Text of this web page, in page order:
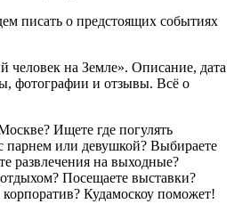
писать о предстоящих событиях
человек на Земле». Описание, дата
фотографии и отзывы. Всё о
Ищете где погулять
парнем или девушкой? Выбираете
развлечения на выходные?
Посещаете выставки?
корпоратив? Кудамоскоу поможет!